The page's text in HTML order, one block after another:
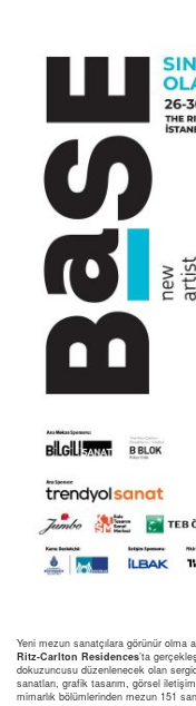
Yeni mezun sanatçılara görünür olma
Ritz-Carlton Residences’ta
dokuzuncusu düzenlenecek olan
sanatları, grafik tasarım, görsel
mimarlık bölümlerinden mezun 151